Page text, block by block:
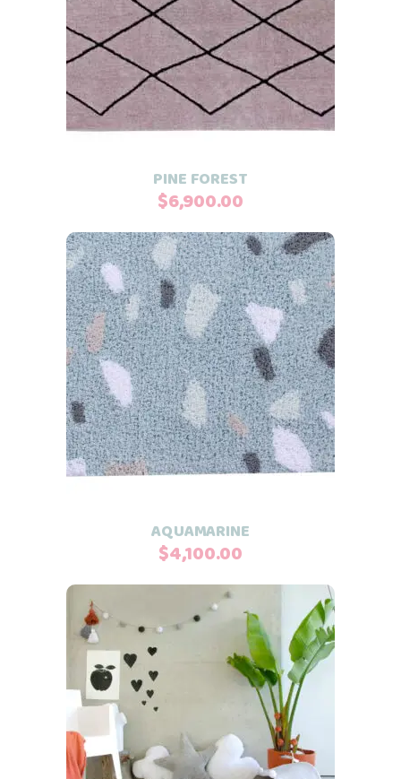
Añadir al carrito
PINE FOREST
$6,900.00
Añadir al carrito
AQUAMARINE
$4,100.00
Seleccionar opciones Este
producto
tiene